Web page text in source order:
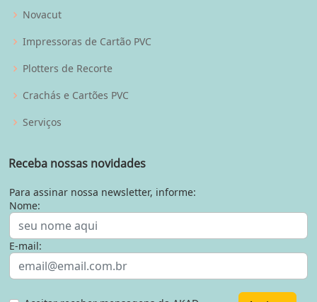
Novacut
Impressoras de Cartão PVC
Plotters de Recorte
Crachás e Cartões PVC
Serviços
Receba nossas novidades
Para assinar nossa newsletter, informe:
Nome:
E-mail: